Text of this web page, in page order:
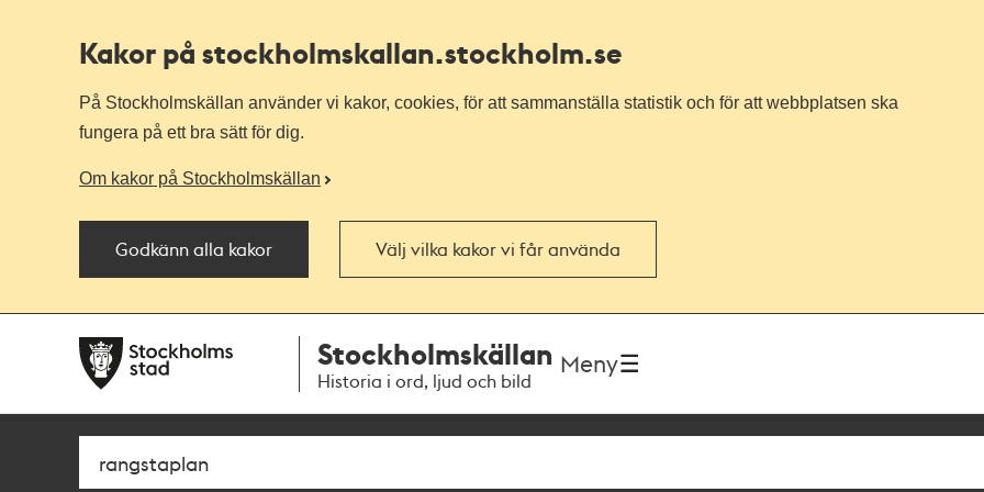
Kakor på stockholmskallan.stockholm.se
På Stockholmskällan använder vi kakor, cookies, för att sammanställa statistik och för att webbplatsen ska
fungera på ett bra sätt för dig.
Om kakor på Stockholmskällan
Godkänn alla kakor Välj vilka kakor vi får använda
navigationen
huvudinnehållet
Stockholmskällan
Historia i ord, ljud och bild
Meny
Sök